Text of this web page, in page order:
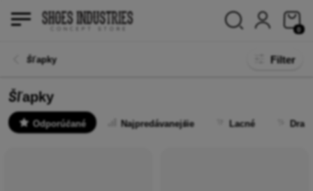
0
Šľapky Filter
Šľapky
Odporúčané Najpredávanejšie Lacné